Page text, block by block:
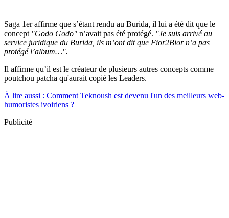
Saga 1er affirme que s’étant rendu au Burida, il lui a été dit que le
concept "Godo Godo" n’avait pas été protégé. "Je suis arrivé au
service juridique du Burida, ils m’ont dit que Fior2Bior n’a pas
protégé l’album…".
Il affirme qu’il est le créateur de plusieurs autres concepts comme
poutchou patcha qu'aurait copié les Leaders.
À lire aussi : Comment Teknoush est devenu l'un des meilleurs web-
humoristes ivoiriens ?
Publicité